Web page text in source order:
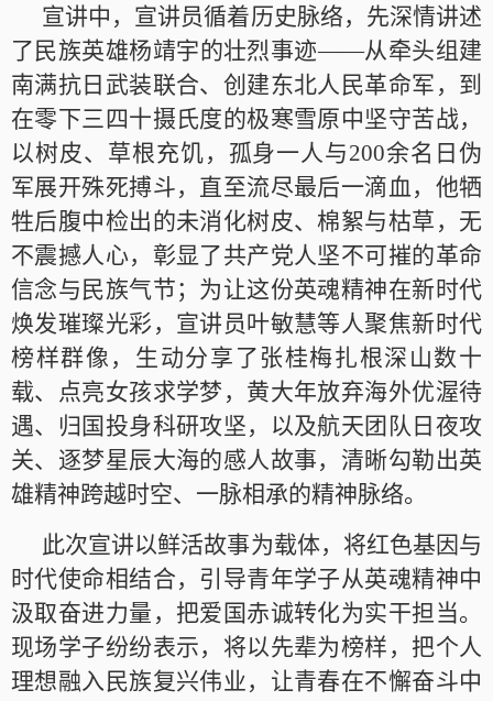
宣讲中，宣讲员循着历史脉络，先深情讲述
了民族英雄杨靖宇的壮烈事迹——从牵头组建
南满抗日武装联合、创建东北人民革命军，到
在零下三四十摄氏度的极寒雪原中坚守苦战，
以树皮、草根充饥，孤身一人与200余名日伪
军展开殊死搏斗，直至流尽最后一滴血，他牺
牲后腹中检出的未消化树皮、棉絮与枯草，无
不震撼人心，彰显了共产党人坚不可摧的革命
信念与民族气节；为让这份英魂精神在新时代
焕发璀璨光彩，宣讲员叶敏慧等人聚焦新时代
榜样群像，生动分享了张桂梅扎根深山数十
载、点亮女孩求学梦，黄大年放弃海外优渥待
遇、归国投身科研攻坚，以及航天团队日夜攻
关、逐梦星辰大海的感人故事，清晰勾勒出英
雄精神跨越时空、一脉相承的精神脉络。
此次宣讲以鲜活故事为载体，将红色基因与
时代使命相结合，引导青年学子从英魂精神中
汲取奋进力量，把爱国赤诚转化为实干担当。
现场学子纷纷表示，将以先辈为榜样，把个人
理想融入民族复兴伟业，让青春在不懈奋斗中